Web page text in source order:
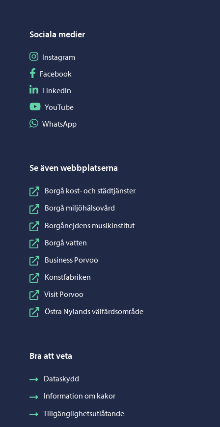
Sociala medier
Följ på Instagram
Instagram
Följ på Facebook
Facebook
Följ på LinkedIn
LinkedIn
Följ på YouTube
YouTube
Dela på WhatsApp
WhatsApp
Se även webbplatserna
Borgå kost- och städtjänster
Borgå miljöhälsovård
Borgånejdens musikinstitut
Borgå vatten
Business Porvoo
Konstfabriken
Visit Porvoo
Östra Nylands välfärdsområde
Bra att veta
Dataskydd
Information om kakor
Tillgänglighetsutlåtande